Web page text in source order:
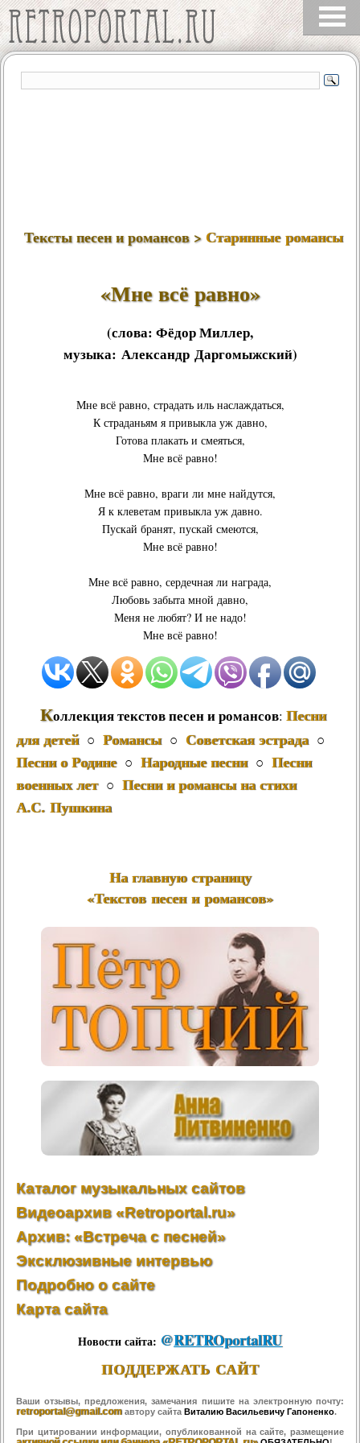
Тексты песен и романсов >Старинные романсы
«Мне всё равно»
(слова: Фёдор Миллер,
музыка: Александр Даргомыжский)
Мне всё равно, страдать иль наслаждаться,
К страданьям я привыкла уж давно,
Готова плакать и смеяться,
Мне всё равно!
Мне всё равно, враги ли мне найдутся,
Я к клеветам привыкла уж давно.
Пускай бранят, пускай смеются,
Мне всё равно!
Мне всё равно, сердечная ли награда,
Любовь забыта мной давно,
Меня не любят? И не надо!
Мне всё равно!
Коллекция текстов песен и романсов: Песни
для детей○ Романсы○ Советская эстрада○
Песни о Родине○ Народные песни○ Песни
военных лет○ Песни и романсы на стихи
А.С. Пушкина
На главную страницу
«Текстов песен и романсов»
Каталог музыкальных сайтов
Видеоархив «Retroportal.ru»
Архив: «Встреча с песней»
Эксклюзивные интервью
Подробно о сайте
Карта сайта
Новости сайта: @RETROportalRU
ПОДДЕРЖАТЬ САЙТ
Ваши отзывы, предложения, замечания пишите на электронную почту:
retroportal@gmail.com автору сайта Виталию Васильевичу Гапоненко.
При цитировании информации, опубликованной на сайте, размещение